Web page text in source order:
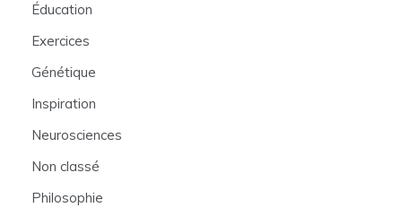
Éducation
Exercices
Génétique
Inspiration
Neurosciences
Non classé
Philosophie